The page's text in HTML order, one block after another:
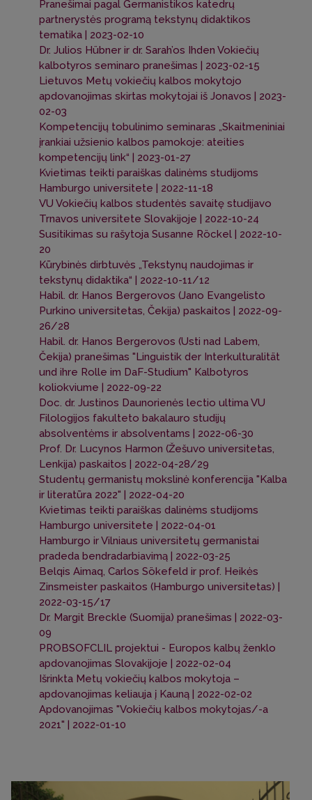
Pranešimai pagal Germanistikos katedrų
partnerystės programą tekstynų didaktikos
tematika | 2023-02-10
Dr. Julios Hübner ir dr. Sarah’os Ihden Vokiečių
kalbotyros seminaro pranešimas | 2023-02-15
Lietuvos Metų vokiečių kalbos mokytojo
apdovanojimas skirtas mokytojai iš Jonavos | 2023-
02-03
Kompetencijų tobulinimo seminaras „Skaitmeniniai
įrankiai užsienio kalbos pamokoje: ateities
kompetencijų link“ | 2023-01-27
Kvietimas teikti paraiškas dalinėms studijoms
Hamburgo universitete | 2022-11-18
VU Vokiečių kalbos studentės savaitę studijavo
Trnavos universitete Slovakijoje | 2022-10-24
Susitikimas su rašytoja Susanne Röckel | 2022-10-
20
Kūrybinės dirbtuvės „Tekstynų naudojimas ir
tekstynų didaktika“ | 2022-10-11/12
Habil. dr. Hanos Bergerovos (Jano Evangelisto
Purkino universitetas, Čekija) paskaitos | 2022-09-
26/28
Habil. dr. Hanos Bergerovos (Usti nad Labem,
Čekija) pranešimas "Linguistik der Interkulturalität
und ihre Rolle im DaF-Studium" Kalbotyros
koliokviume | 2022-09-22
Doc. dr. Justinos Daunorienės lectio ultima VU
Filologijos fakulteto bakalauro studijų
absolventėms ir absolventams | 2022-06-30
Prof. Dr. Lucynos Harmon (Žešuvo universitetas,
Lenkija) paskaitos | 2022-04-28/29
Studentų germanistų mokslinė konferencija "Kalba
ir literatūra 2022" | 2022-04-20
Kvietimas teikti paraiškas dalinėms studijoms
Hamburgo universitete | 2022-04-01
Hamburgo ir Vilniaus universitetų germanistai
pradeda bendradarbiavimą | 2022-03-25
Belqis Aimaq, Carlos Sökefeld ir prof. Heikės
Zinsmeister paskaitos (Hamburgo universitetas) |
2022-03-15/17
Dr. Margit Breckle (Suomija) pranešimas | 2022-03-
09
PROBSOFCLIL projektui - Europos kalbų ženklo
apdovanojimas Slovakijoje | 2022-02-04
Išrinkta Metų vokiečių kalbos mokytoja –
apdovanojimas keliauja į Kauną | 2022-02-02
Apdovanojimas "Vokiečių kalbos mokytojas/-a
2021" | 2022-01-10